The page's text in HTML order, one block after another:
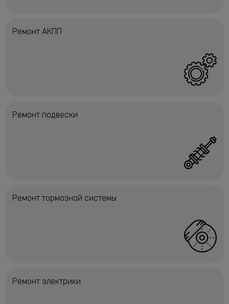
Ремонт АКПП
Ремонт подвески
Ремонт тормозной системы
Ремонт электрики